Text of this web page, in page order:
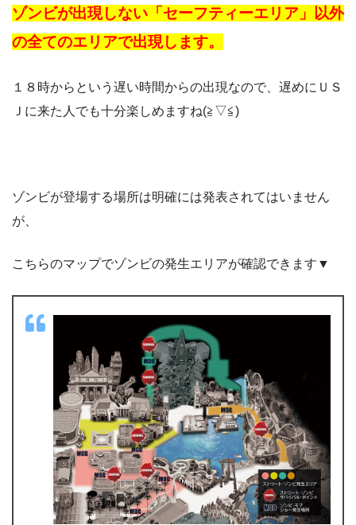
ゾンビが出現しない「セーフティーエリア」以外
の全てのエリアで出現します。
１８時からという遅い時間からの出現なので、遅めにＵＳ
Ｊに来た人でも十分楽しめますね(≧▽≦)
ゾンビが登場する場所は明確には発表されてはいません
が、
こちらのマップでゾンビの発生エリアが確認できます▼